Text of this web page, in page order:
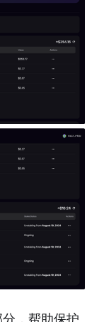
分，帮助保护